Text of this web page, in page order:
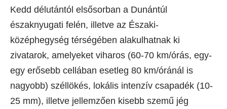
Kedd délutántól elsősorban a Dunántúl
északnyugati felén, illetve az Északi-
középhegység térségében alakulhatnak ki
zivatarok, amelyeket viharos (60-70 km/órás, egy-
egy erősebb cellában esetleg 80 km/óránál is
nagyobb) széllökés, lokális intenzív csapadék (10-
25 mm), illetve jellemzően kisebb szemű jég